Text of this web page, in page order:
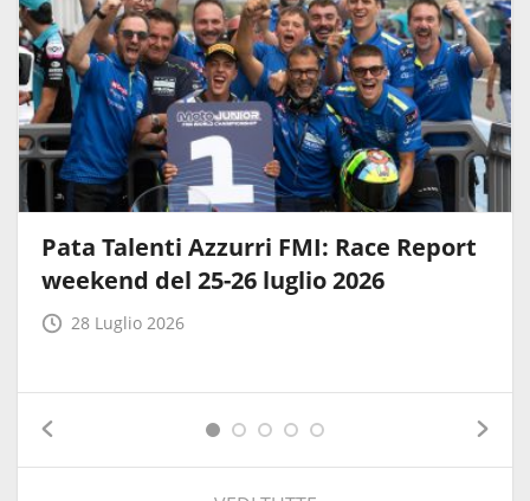
Pata Talenti Azzurri FMI: Race Report
weekend del 25-26 luglio 2026
28 Luglio 2026